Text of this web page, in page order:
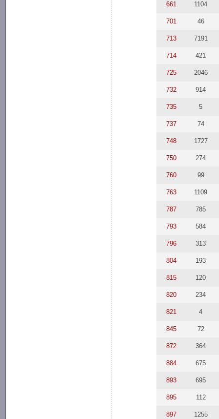
661 1104
701 46
713 7191
714 421
725 2046
732 914
735 5
737 74
748 1727
750 274
760 99
763 1109
787 785
793 584
796 313
804 193
815 120
820 234
821 4
845 72
872 364
884 675
893 695
895 112
897 1255